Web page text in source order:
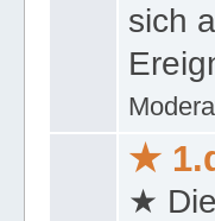
sich
★
★